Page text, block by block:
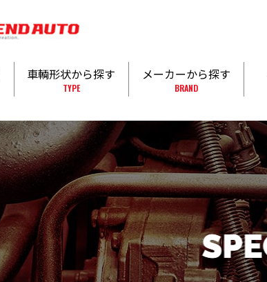
車輌形状から探す
TYPE
メーカーから探す
BRAND